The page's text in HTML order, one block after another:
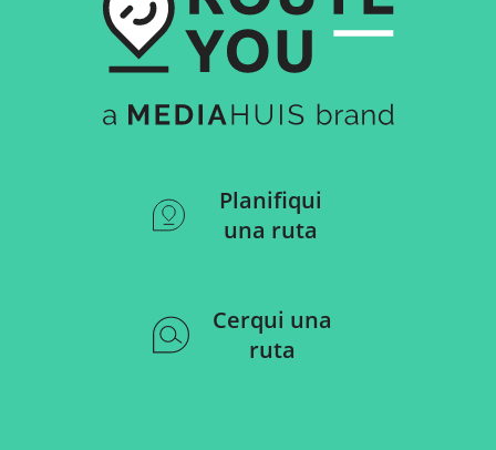
Planifiqui
una ruta
Cerqui una
ruta